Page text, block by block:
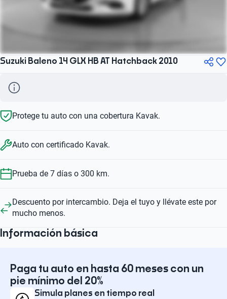
Suzuki Baleno 14 GLX HB AT Hatchback 2010
Protege tu auto con una cobertura Kavak.
Auto con certificado Kavak.
Prueba de 7 días o 300 km.
Descuento por intercambio. Deja el tuyo y llévate este por
mucho menos.
Información básica
Paga tu auto en hasta 60 meses con un
pie mínimo del 20%
Simula planes en tiempo real